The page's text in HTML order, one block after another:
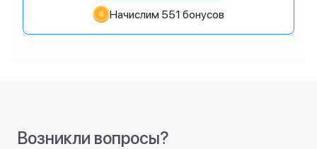
Начислим 551 бонусов
Возникли вопросы?